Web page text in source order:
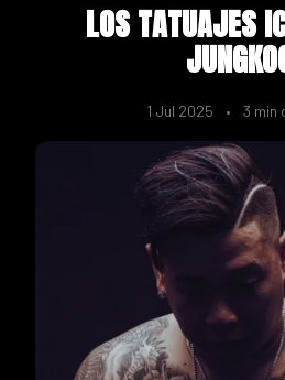
LOS TATUAJES
1 Jul 2025 • 3 min